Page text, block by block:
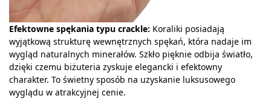
Efektowne spękania typu crackle: Koraliki posiadają
wyjątkową strukturę wewnętrznych spękań, która nadaje im
wygląd naturalnych minerałów. Szkło pięknie odbija światło,
dzięki czemu biżuteria zyskuje elegancki i efektowny
charakter. To świetny sposób na uzyskanie luksusowego
wyglądu w atrakcyjnej cenie.